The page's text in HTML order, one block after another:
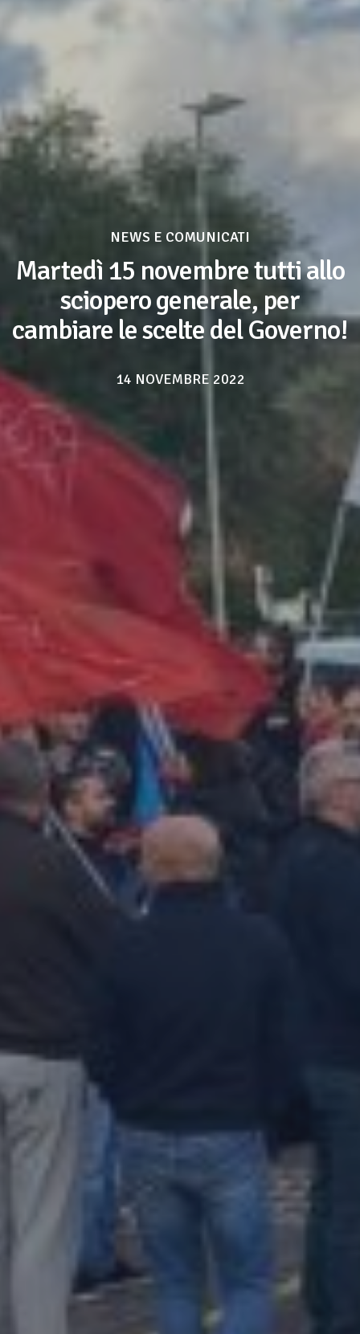
NEWS E COMUNICATI
Martedì 15 novembre tutti allo
sciopero generale, per
cambiare le scelte del Governo!
14 NOVEMBRE 2022